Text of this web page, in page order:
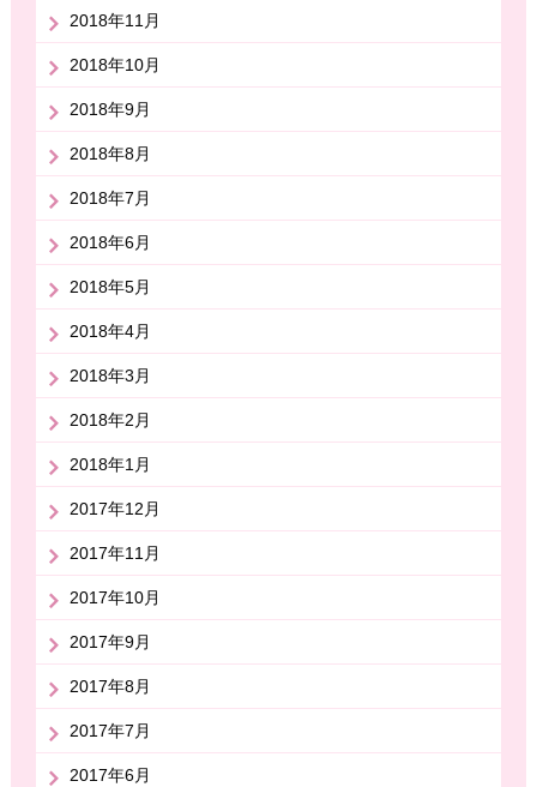
2018年11月
2018年10月
2018年9月
2018年8月
2018年7月
2018年6月
2018年5月
2018年4月
2018年3月
2018年2月
2018年1月
2017年12月
2017年11月
2017年10月
2017年9月
2017年8月
2017年7月
2017年6月